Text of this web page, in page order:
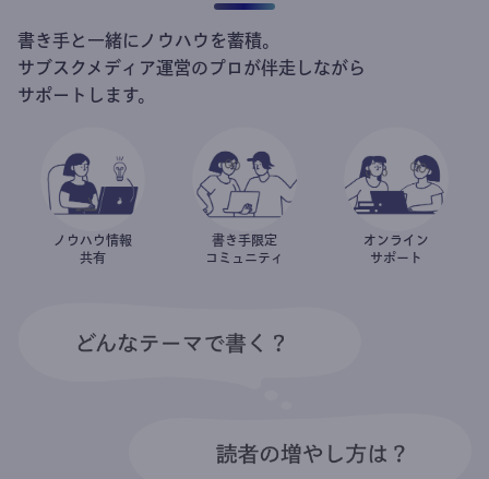
書き手と一緒にノウハウを蓄積。
サブスクメディア運営のプロが伴走しながら
サポートします。
ノウハウ情報
共有
書き手限定
コミュニティ
オンライン
サポート